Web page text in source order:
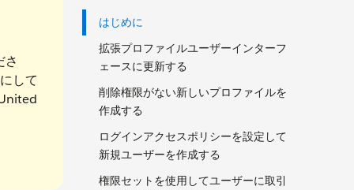
はじめに
拡張プロファイルユーザーインターフ
ェースに更新する
削除権限がない新しいプロファイルを
作成する
ログインアクセスポリシーを設定して
新規ユーザーを作成する
権限セットを使用してユーザーに取引
さ
して